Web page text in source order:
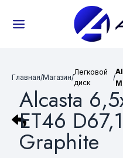
Главная/Магазин/
Легковой
диск
/
Alcasta
ET46
Graphite